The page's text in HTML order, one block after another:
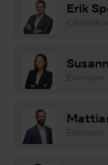
Erik
Ekonom
Ekonom